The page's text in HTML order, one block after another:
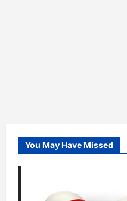
You May Have Missed